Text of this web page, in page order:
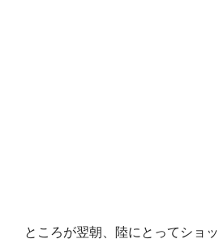
ところが翌朝、陸にとってショ